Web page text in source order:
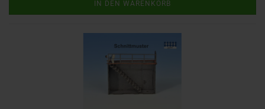
IN DEN WARENKORB